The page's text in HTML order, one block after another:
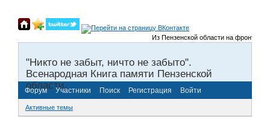
Из Пензенской области на фронты
"Никто не забыт, ничто не забыто".
Всенародная Книга памяти Пензенской
области.
Форум Участники Поиск Регистрация Войти
Активные темы